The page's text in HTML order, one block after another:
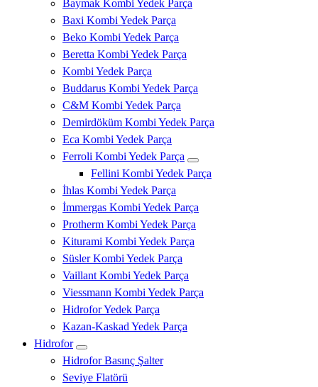
Baymak Kombi Yedek Parça
Baxi Kombi Yedek Parça
Beko Kombi Yedek Parça
Beretta Kombi Yedek Parça
Kombi Yedek Parça
Buddarus Kombi Yedek Parça
C&M Kombi Yedek Parça
Demirdöküm Kombi Yedek Parça
Eca Kombi Yedek Parça
Ferroli Kombi Yedek Parça
Fellini Kombi Yedek Parça
İhlas Kombi Yedek Parça
İmmergas Kombi Yedek Parça
Protherm Kombi Yedek Parça
Kiturami Kombi Yedek Parça
Süsler Kombi Yedek Parça
Vaillant Kombi Yedek Parça
Viessmann Kombi Yedek Parça
Hidrofor Yedek Parça
Kazan-Kaskad Yedek Parça
Hidrofor
Hidrofor Basınç Şalter
Seviye Flatörü